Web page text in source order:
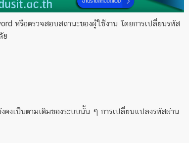
หรือตรวจสอบสถานะของผู้ใช้งาน โดยการเปลี่่ยนรหัส
ย
คงเป็นตามเดิมของระบบนั้น ๆ การเปลี่ยนแปลงรหัสผ่าน